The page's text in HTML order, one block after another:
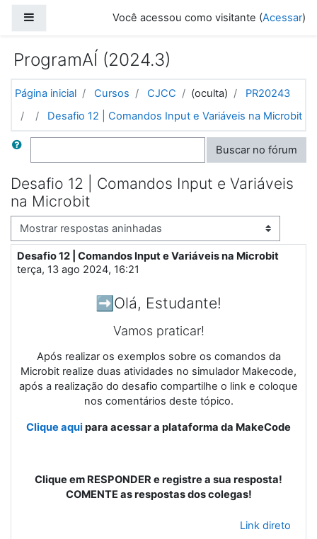
Você acessou como visitante (Acessar)
ProgramAÍ (2024.3)
Página inicial Cursos CJCC (oculta)
PR20243
Desafio 12 | Comandos Input e Variáveis na Microbit
Buscar Buscar no fórum
Desafio 12 | Comandos Input e Variáveis
na Microbit
Modo de visualização
Desafio 12 | Comandos Input e Variáveis na Microbit
terça, 13 ago 2024, 16:21
Número de respostas: 2
➡️Olá, Estudante!
Vamos praticar!
Após realizar os exemplos sobre os comandos da
Microbit realize duas atividades no simulador Makecode,
após a realização do desafio compartilhe o link e coloque
nos comentários deste tópico.
Clique aqui para acessar a plataforma da MakeCode
Clique em RESPONDER e registre a sua resposta!
COMENTE as respostas dos colegas!
Link direto